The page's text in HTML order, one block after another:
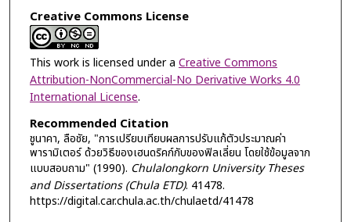
Creative Commons License
This work is licensed under a Creative Commons
Attribution-NonCommercial-No Derivative Works 4.0
International License.
Recommended Citation
ชูนาคา, ลือชัย, "การเปรียบเทียบผลการปรับแก้ตัวประมาณค่า
พารามิเตอร์ ด้วยวิธีของเฮนดริคก์กับของฟิลเลี่ยน โดยใช้ข้อมูลจาก
แบบสอบถาม" (1990). Chulalongkorn University Theses
and Dissertations (Chula ETD). 41478.
https://digital.car.chula.ac.th/chulaetd/41478